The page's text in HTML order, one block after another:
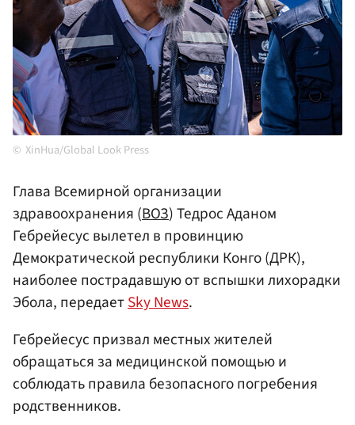
XinHua/Global Look Press
Глава Всемирной организации
здравоохранения (ВОЗ) Тедрос Аданом
Гебрейесус вылетел в провинцию
Демократической республики Конго (ДРК),
наиболее пострадавшую от вспышки лихорадки
Эбола, передаетSky News.
Гебрейесус призвал местных жителей
обращаться за медицинской помощью и
соблюдать правила безопасного погребения
родственников.